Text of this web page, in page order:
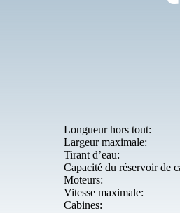
Riva
Longueur hors tout:
Largeur maximale:
Tirant d’eau:
Capacité du réservoir de
Moteurs:
Vitesse maximale:
Cabines: